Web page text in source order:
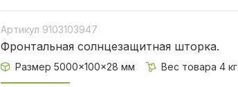
Артикул 9103103947
Фронтальная солнцезащитная шторка.
Размер 5000×100×28 мм Вес товара 4 кг